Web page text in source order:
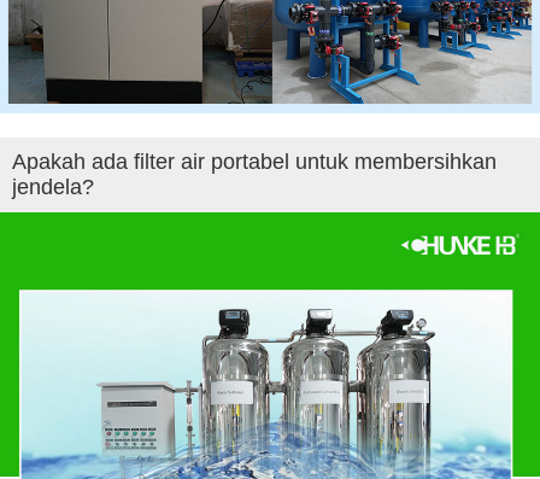
Apakah ada filter air portabel untuk membersihkan
jendela?